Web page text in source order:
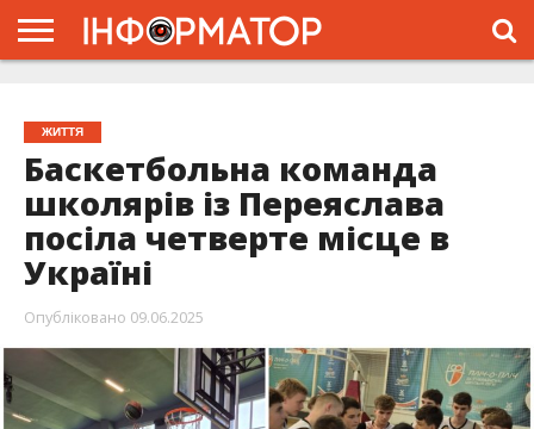
ПРОЄКТ
ЖИТТЯ
Баскетбольна команда
школярів із Переяслава
посіла четверте місце в
Україні
Опубліковано 09.06.2025